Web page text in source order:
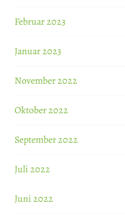
Februar 2023
Januar 2023
November 2022
Oktober 2022
September 2022
Juli 2022
Juni 2022